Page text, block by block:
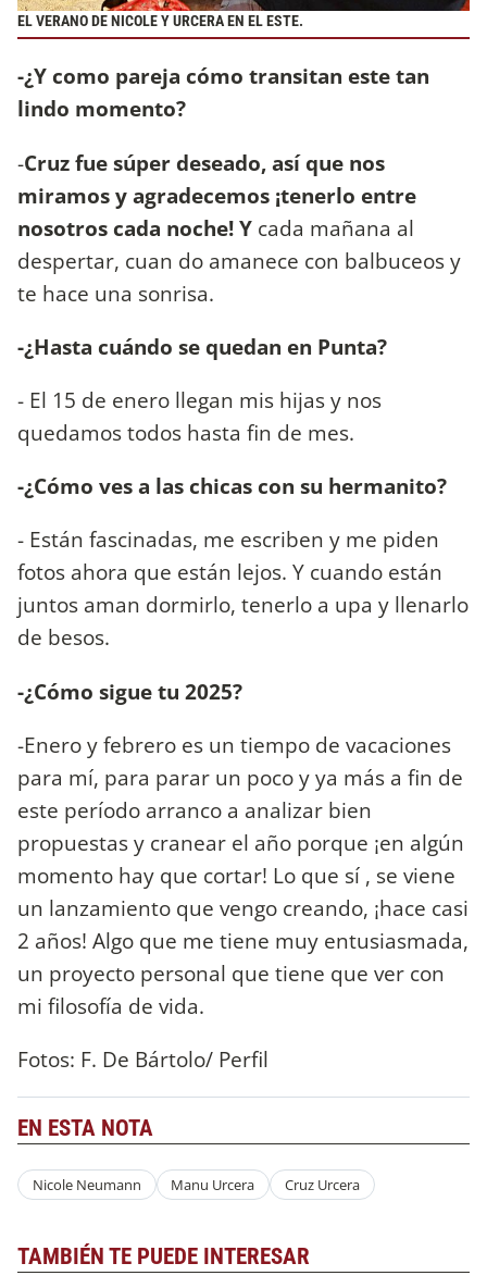
EL VERANO DE NICOLE Y URCERA EN EL ESTE.
-¿Y como pareja cómo transitan este tan
lindo momento?
-Cruz fue súper deseado, así que nos
miramos y agradecemos ¡tenerlo entre
nosotros cada noche! Y cada mañana al
despertar, cuan do amanece con balbuceos y
te hace una sonrisa.
-¿Hasta cuándo se quedan en Punta?
- El 15 de enero llegan mis hijas y nos
quedamos todos hasta fin de mes.
-¿Cómo ves a las chicas con su hermanito?
- Están fascinadas, me escriben y me piden
fotos ahora que están lejos. Y cuando están
juntos aman dormirlo, tenerlo a upa y llenarlo
de besos.
-¿Cómo sigue tu 2025?
-Enero y febrero es un tiempo de vacaciones
para mí, para parar un poco y ya más a fin de
este período arranco a analizar bien
propuestas y cranear el año porque ¡en algún
momento hay que cortar! Lo que sí , se viene
un lanzamiento que vengo creando, ¡hace casi
2 años! Algo que me tiene muy entusiasmada,
un proyecto personal que tiene que ver con
mi filosofía de vida.
Fotos: F. De Bártolo/ Perfil
EN ESTA NOTA
Nicole Neumann Manu Urcera Cruz Urcera
TAMBIÉN TE PUEDE INTERESAR